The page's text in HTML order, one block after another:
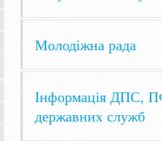
Молодіжна рада
Інформація ДПС,
державних служб